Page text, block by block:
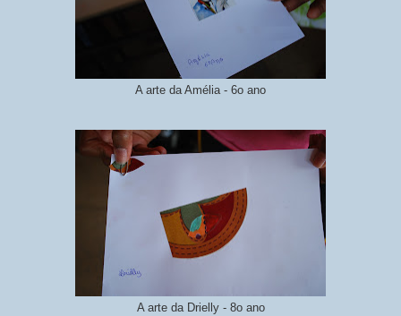
A arte da Amélia - 6o ano
A arte da Drielly - 8o ano